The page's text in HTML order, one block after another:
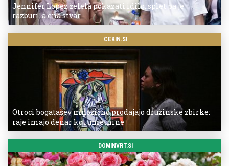
Jennifer Lopez želela pokazati idilo, splet pa je
razburila ena stvar
CEKIN.SI
Otroci bogatašev množično prodajajo družinske zbirke:
raje imajo denar kot umetnine
DOMINVRT.SI